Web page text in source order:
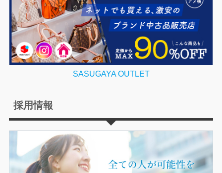
SASUGAYA OUTLET
採用情報